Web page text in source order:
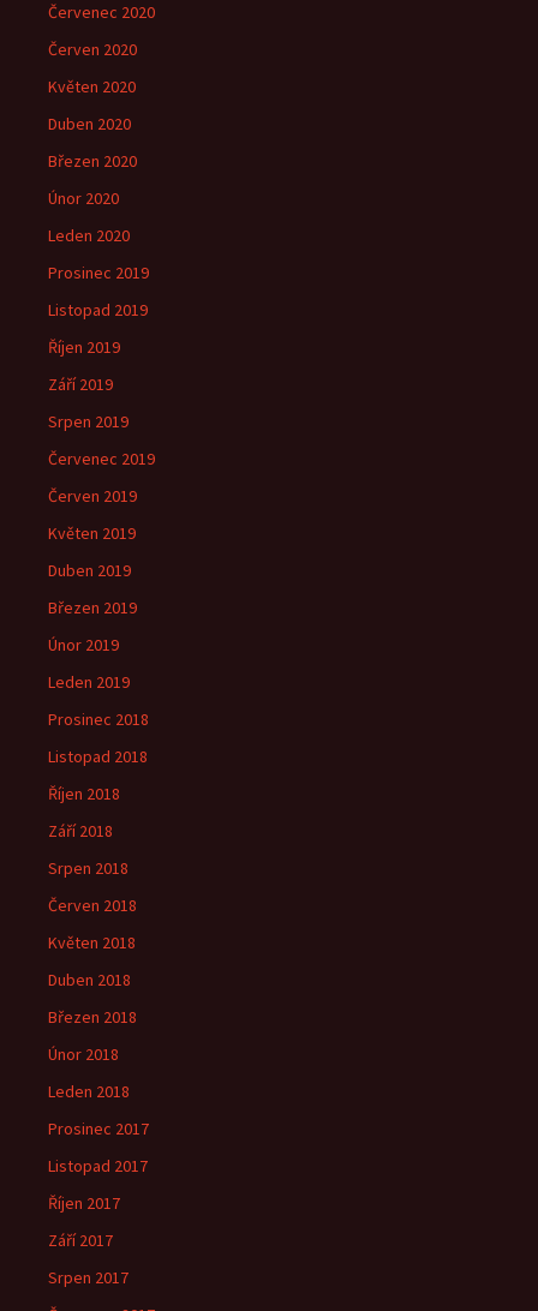
Červenec 2020
Červen 2020
Květen 2020
Duben 2020
Březen 2020
Únor 2020
Leden 2020
Prosinec 2019
Listopad 2019
Říjen 2019
Září 2019
Srpen 2019
Červenec 2019
Červen 2019
Květen 2019
Duben 2019
Březen 2019
Únor 2019
Leden 2019
Prosinec 2018
Listopad 2018
Říjen 2018
Září 2018
Srpen 2018
Červen 2018
Květen 2018
Duben 2018
Březen 2018
Únor 2018
Leden 2018
Prosinec 2017
Listopad 2017
Říjen 2017
Září 2017
Srpen 2017